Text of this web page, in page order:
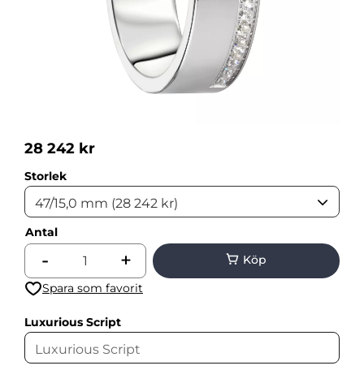
28 242 kr
Storlek
Antal
+
-
Lägg till i favoriter
Luxurious Script